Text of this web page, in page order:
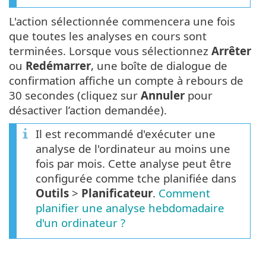
L'action sélectionnée commencera une fois
que toutes les analyses en cours sont
terminées. Lorsque vous sélectionnez Arrêter
ou Redémarrer, une boîte de dialogue de
confirmation affiche un compte à rebours de
30 secondes (cliquez sur Annuler pour
désactiver l’action demandée).
Il est recommandé d'exécuter une
analyse de l'ordinateur au moins une
fois par mois. Cette analyse peut être
configurée comme tche planifiée dans
Outils > Planificateur. Comment
planifier une analyse hebdomadaire
d'un ordinateur ?